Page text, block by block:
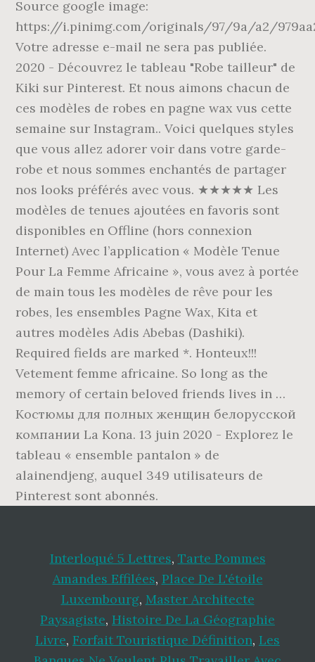
Source google image:
https://i.pinimg.com/originals/97/9a/a2/
Votre adresse e-mail ne sera pas publiée.
2020 - Découvrez le tableau "Robe tailleur" de
Kiki sur Pinterest. Et nous aimons chacun de
ces modèles de robes en pagne wax vus cette
semaine sur Instagram.. Voici quelques styles
que vous allez adorer voir dans votre garde-
robe et nous sommes enchantés de partager
nos looks préférés avec vous. ★★★★★ Les
modèles de tenues ajoutées en favoris sont
disponibles en Offline (hors connexion
Internet) Avec l’application « Modèle Tenue
Pour La Femme Africaine », vous avez à portée
de main tous les modèles de rêve pour les
robes, les ensembles Pagne Wax, Kita et
autres modèles Adis Abebas (Dashiki).
Required fields are marked *. Honteux!!!
Vetement femme africaine. So long as the
memory of certain beloved friends lives in …
Костюмы для полных женщин белорусской
компании La Kona. 13 juin 2020 - Explorez le
tableau « ensemble pantalon » de
alainendjeng, auquel 349 utilisateurs de
Pinterest sont abonnés.
Interloqué 5 Lettres, Tarte Pommes
Amandes Effilées, Place De L'étoile
Luxembourg, Master Architecte
Paysagiste, Histoire De La Géographie
Livre, Forfait Touristique Définition, Les